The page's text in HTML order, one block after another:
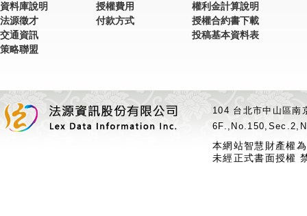
資料庫說明
法源徵才
交通資訊
策略聯盟
授權費用
付款方式
權利金計算說明
授權合約書下載
投稿基本資料表
104 台北市中山區
本網站智慧財產權
未經正式書面授權